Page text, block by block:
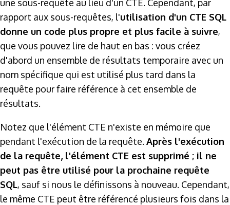
une sous-requête au lieu d'un CTE. Cependant, par
rapport aux sous-requêtes, l'utilisation d'un CTE SQL
donne un code plus propre et plus facile à suivre,
que vous pouvez lire de haut en bas : vous créez
d'abord un ensemble de résultats temporaire avec un
nom spécifique qui est utilisé plus tard dans la
requête pour faire référence à cet ensemble de
résultats.
Notez que l'élément CTE n'existe en mémoire que
pendant l'exécution de la requête. Après l'exécution
de la requête, l'élément CTE est supprimé ; il ne
peut pas être utilisé pour la prochaine requête
SQL, sauf si nous le définissons à nouveau. Cependant,
le même CTE peut être référencé plusieurs fois dans la